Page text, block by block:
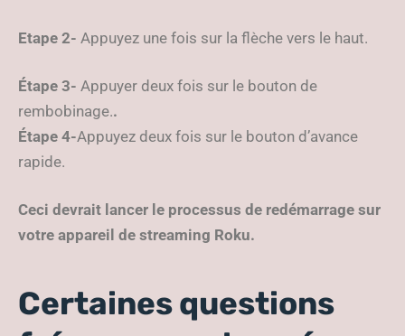
Etape 2- Appuyez une fois sur la flèche vers le haut.
Étape 3- Appuyer deux fois sur le bouton de
rembobinage..
Étape 4-Appuyez deux fois sur le bouton d’avance
rapide.
Ceci devrait lancer le processus de redémarrage sur
votre appareil de streaming Roku.
Certaines questions